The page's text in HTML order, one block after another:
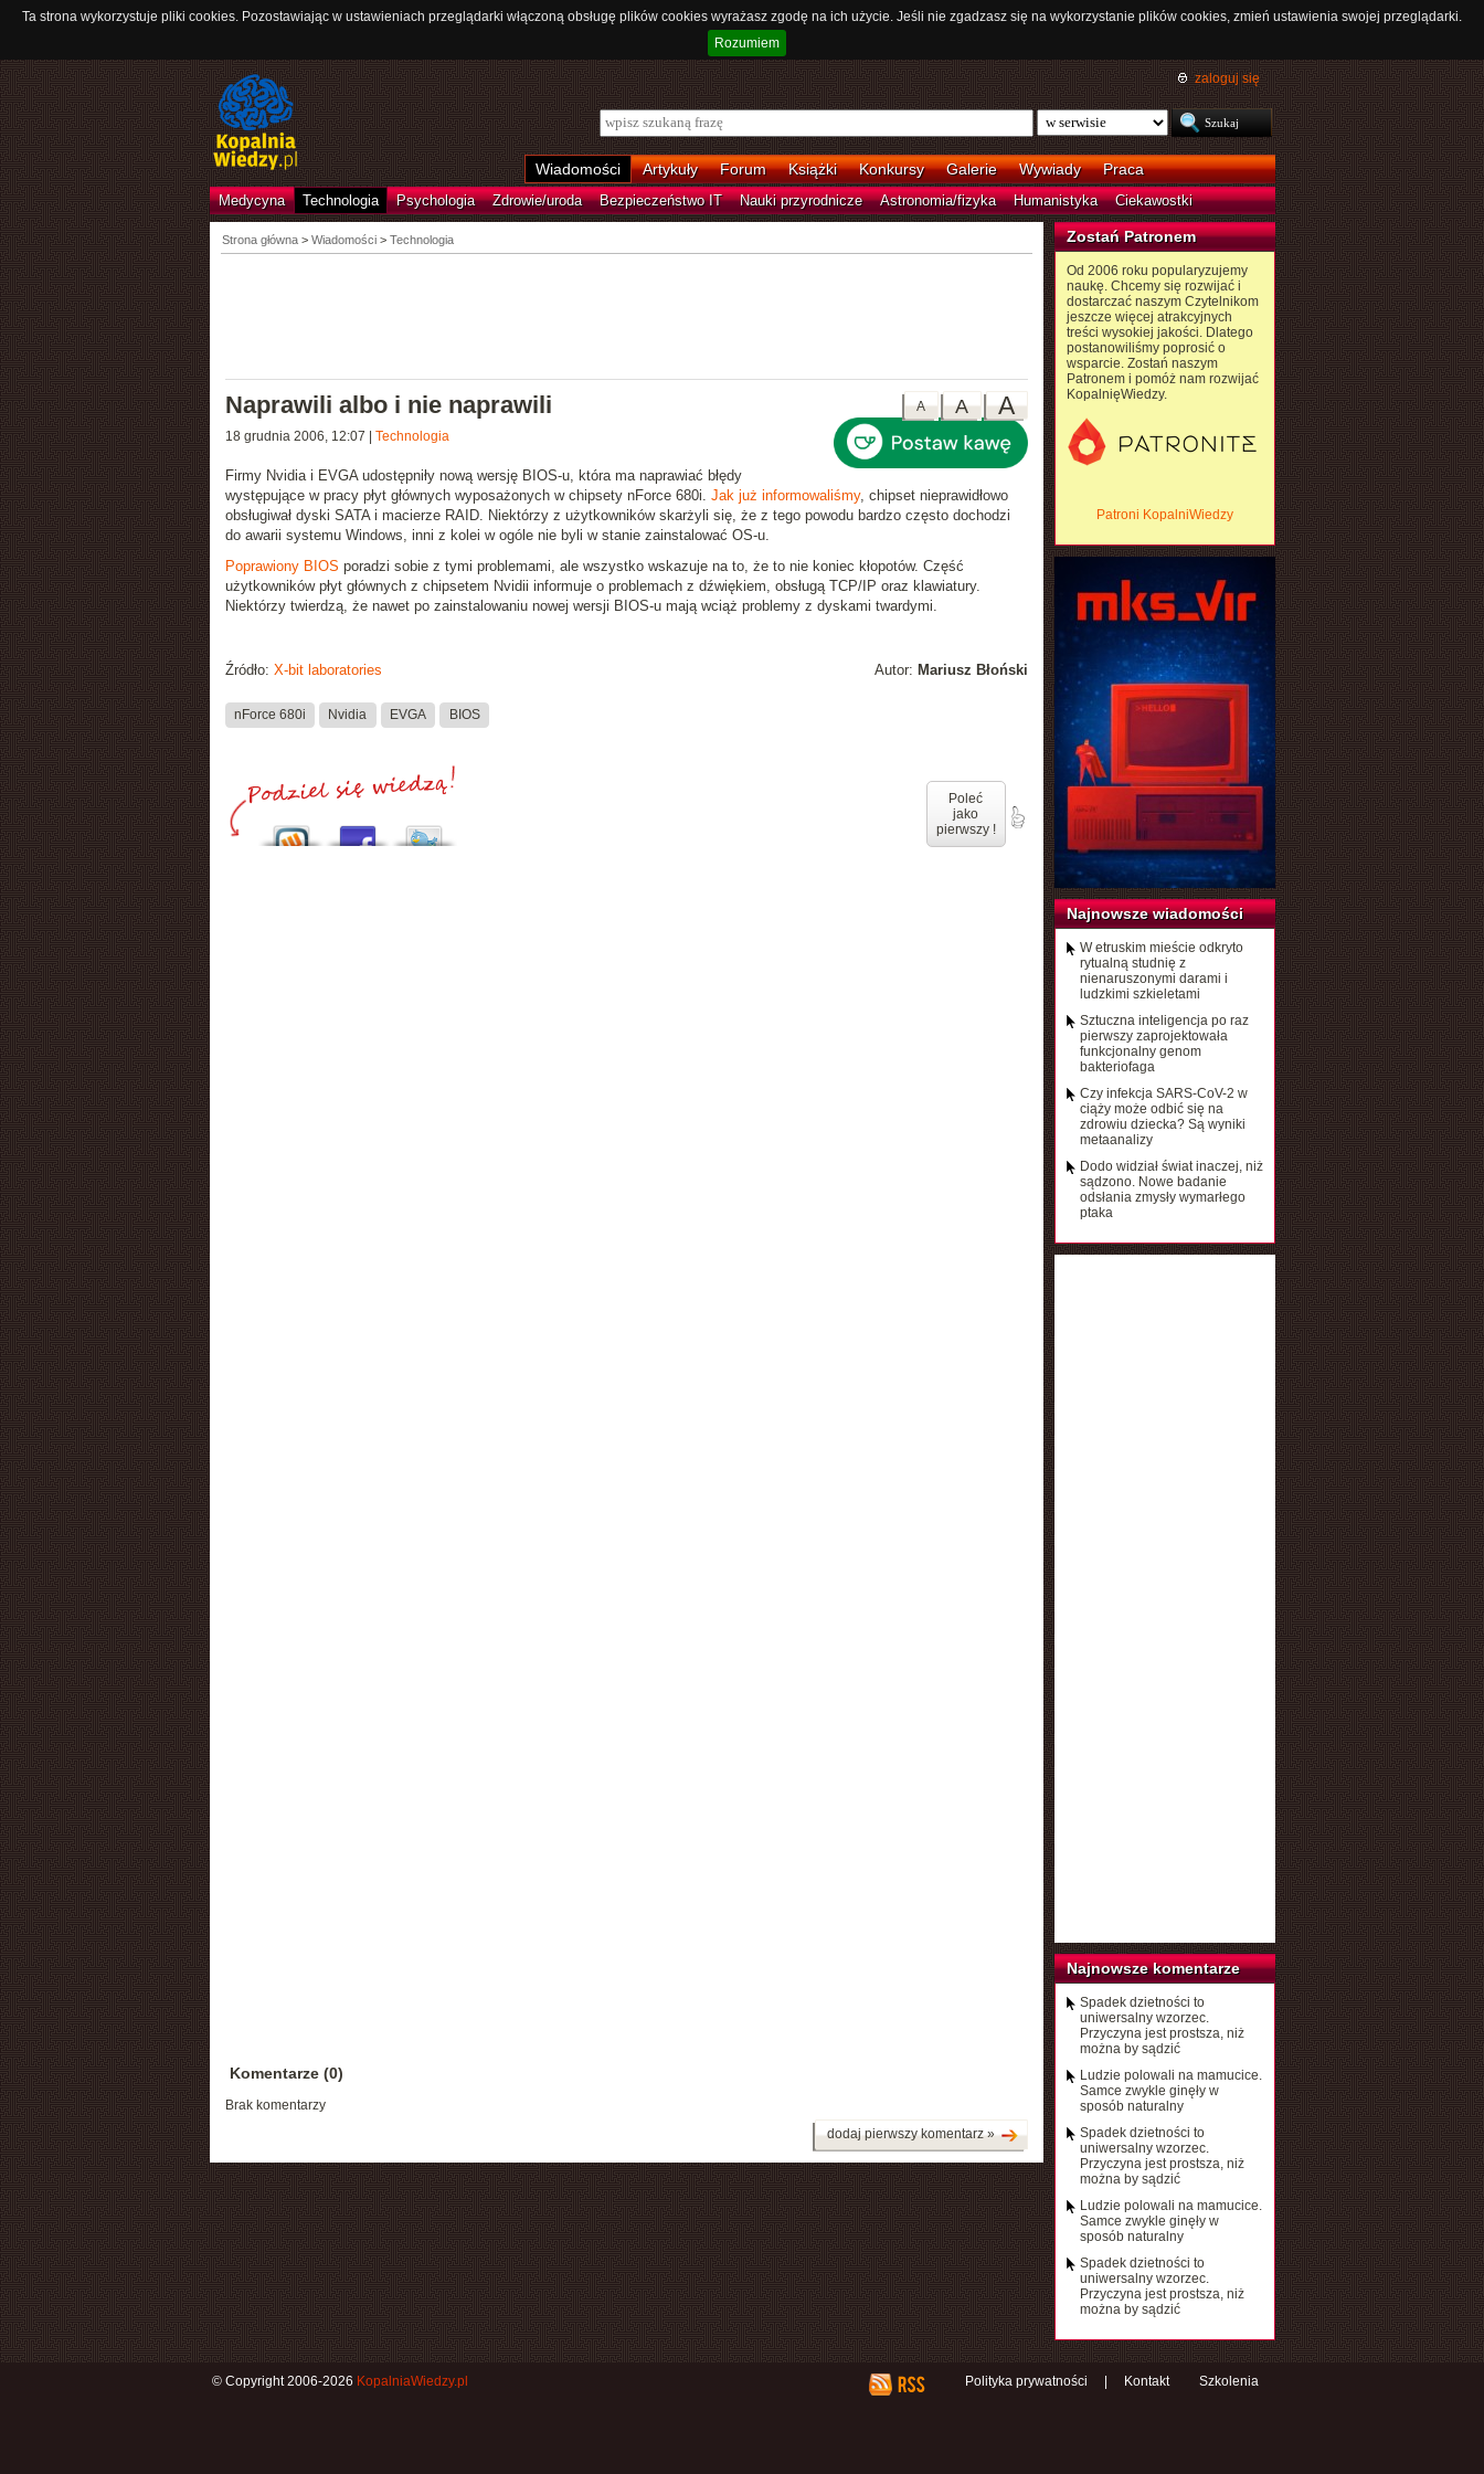
Ta strona wykorzystuje pliki cookies. Pozostawiając w ustawieniach przeglądarki włączoną obsługę plików cookies wyrażasz zgodę na ich użycie. Jeśli nie zgadzasz się na wykorzystanie plików cookies, zmień ustawienia swojej przeglądarki.
Rozumiem
zaloguj się
Wiadomości Artykuły Forum Książki Konkursy Galerie Wywiady Praca
Medycyna Technologia Psychologia Zdrowie/uroda Bezpieczeństwo IT Nauki przyrodnicze Astronomia/fizyka Humanistyka Ciekawostki
Strona główna> Wiadomości > Technologia
A
A
A
Naprawili albo i nie naprawili
18 grudnia 2006, 12:07 Technologia
Firmy Nvidia i EVGA udostępniły nową wersję BIOS-u, która ma naprawiać błędy
występujące w pracy płyt głównych wyposażonych w chipsety nForce 680i. Jak już informowaliśmy, chipset nieprawidłowo
obsługiwał dyski SATA i macierze RAID. Niektórzy z użytkowników skarżyli się, że z tego powodu bardzo często dochodzi
do awarii systemu Windows, inni z kolei w ogóle nie byli w stanie zainstalować OS-u.
Poprawiony BIOS poradzi sobie z tymi problemami, ale wszystko wskazuje na to, że to nie koniec kłopotów. Część
użytkowników płyt głównych z chipsetem Nvidii informuje o problemach z dźwiękiem, obsługą TCP/IP oraz klawiatury.
Niektórzy twierdzą, że nawet po zainstalowaniu nowej wersji BIOS-u mają wciąż problemy z dyskami twardymi.
Autor: Mariusz Błoński
Źródło: X-bit laboratories
nForce 680i Nvidia EVGA BIOS
Poleć
jako
pierwszy !
Komentarze (0)
Brak komentarzy
dodaj pierwszy komentarz »
Zostań Patronem
Od 2006 roku popularyzujemy
naukę. Chcemy się rozwijać i
dostarczać naszym Czytelnikom
jeszcze więcej atrakcyjnych
treści wysokiej jakości. Dlatego
postanowiliśmy poprosić o
wsparcie. Zostań naszym
Patronem i pomóż nam rozwijać
KopalnięWiedzy.
Patroni KopalniWiedzy
Najnowsze wiadomości
W etruskim mieście odkryto
rytualną studnię z
nienaruszonymi darami i
ludzkimi szkieletami
Sztuczna inteligencja po raz
pierwszy zaprojektowała
funkcjonalny genom
bakteriofaga
Czy infekcja SARS-CoV-2 w
ciąży może odbić się na
zdrowiu dziecka? Są wyniki
metaanalizy
Dodo widział świat inaczej, niż
sądzono. Nowe badanie
odsłania zmysły wymarłego
ptaka
Najnowsze komentarze
Spadek dzietności to
uniwersalny wzorzec.
Przyczyna jest prostsza, niż
można by sądzić
Ludzie polowali na mamucice.
Samce zwykle ginęły w
sposób naturalny
Spadek dzietności to
uniwersalny wzorzec.
Przyczyna jest prostsza, niż
można by sądzić
Ludzie polowali na mamucice.
Samce zwykle ginęły w
sposób naturalny
Spadek dzietności to
uniwersalny wzorzec.
Przyczyna jest prostsza, niż
można by sądzić
Polityka prywatności Kontakt Szkolenia
© Copyright 2006-2026 KopalniaWiedzy.pl